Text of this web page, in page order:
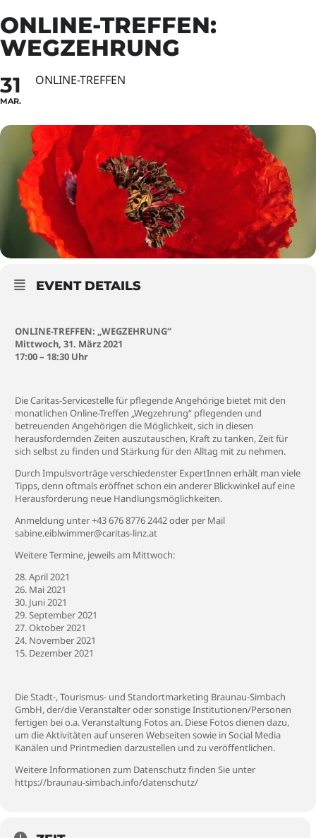
ONLINE-TREFFEN:
WEGZEHRUNG
31
MAR.
ONLINE-TREFFEN
EVENT DETAILS
ONLINE-TREFFEN: „WEGZEHRUNG“
Mittwoch, 31. März 2021
17:00 – 18:30 Uhr
Die Caritas-Servicestelle für pflegende Angehörige bietet mit den
monatlichen Online-Treffen „Wegzehrung“ pflegenden und
betreuenden Angehörigen die Möglichkeit, sich in diesen
herausfordernden Zeiten auszutauschen, Kraft zu tanken, Zeit für
sich selbst zu finden und Stärkung für den Alltag mit zu nehmen.
Durch Impulsvorträge verschiedenster ExpertInnen erhält man viele
Tipps, denn oftmals eröffnet schon ein anderer Blickwinkel auf eine
Herausforderung neue Handlungsmöglichkeiten.
Anmeldung unter +43 676 8776 2442 oder per Mail
sabine.eiblwimmer@caritas-linz.at
Weitere Termine, jeweils am Mittwoch:
28. April 2021
26. Mai 2021
30. Juni 2021
29. September 2021
27. Oktober 2021
24. November 2021
15. Dezember 2021
Die Stadt-, Tourismus- und Standortmarketing Braunau-Simbach
GmbH, der/die Veranstalter oder sonstige Institutionen/Personen
fertigen bei o.a. Veranstaltung Fotos an. Diese Fotos dienen dazu,
um die Aktivitäten auf unseren Webseiten sowie in Social Media
Kanälen und Printmedien darzustellen und zu veröffentlichen.
Weitere Informationen zum Datenschutz finden Sie unter
https://braunau-simbach.info/datenschutz/